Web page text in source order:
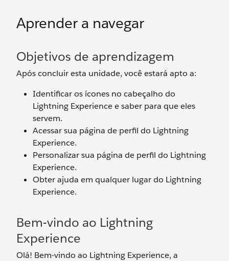
Aprender a navegar
Objetivos de aprendizagem
Após concluir esta unidade, você estará apto a:
Identificar os ícones no cabeçalho do
Lightning Experience e saber para que eles
servem.
Acessar sua página de perfil do Lightning
Experience.
Personalizar sua página de perfil do Lightning
Experience.
Obter ajuda em qualquer lugar do Lightning
Experience.
Bem-vindo ao Lightning
Experience
Olá! Bem-vindo ao Lightning Experience, a